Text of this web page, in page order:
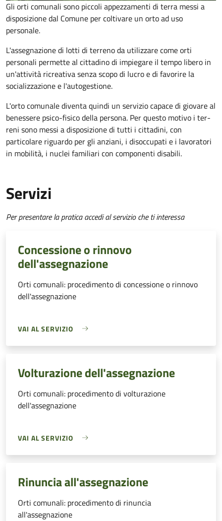
Gli orti comunali sono piccoli appezzamenti di terra messi a
disposizione dal Comune per coltivare un orto ad uso
personale.
L'assegnazione di lotti di terreno da utilizzare come orti
personali permette al cittadino di impiegare il tempo libero in
un'attività ricreativa senza scopo di lucro e di favorire la
socializzazione e l'autogestione.
L'orto comunale diventa quindi un servizio capace di giovare al
benessere psico-fisico della persona. Per questo motivo i ter­
reni sono messi a disposizione di tutti i cittadini, con
particolare riguardo per gli anziani, i disoccupati e i lavoratori
in mobilità, i nuclei familiari con componenti disabili.
Servizi
Per presentare la pratica accedi al servizio che ti interessa
Concessione o rinnovo
dell'assegnazione
Orti comunali: procedimento di concessione o rinnovo
dell'assegnazione
VAI AL SERVIZIO
Volturazione dell'assegnazione
Orti comunali: procedimento di volturazione
dell'assegnazione
VAI AL SERVIZIO
Rinuncia all'assegnazione
Orti comunali: procedimento di rinuncia
all'assegnazione